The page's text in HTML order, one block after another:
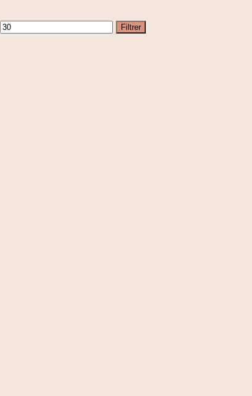
Prix
max
Filtrer